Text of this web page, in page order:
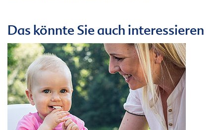
Das könnte Sie auch interessieren